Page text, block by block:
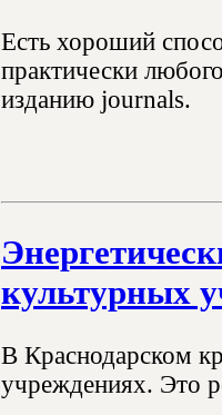
Есть хороший
практически
изданию journals.
культурных
В Краснодарском
учреждениях. Это